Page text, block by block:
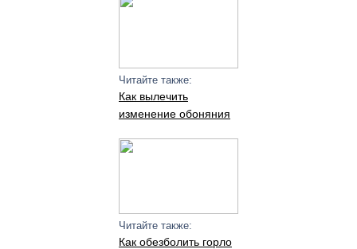
Читайте также:
Как вылечить
изменение обоняния
Читайте также:
Как обезболить горло